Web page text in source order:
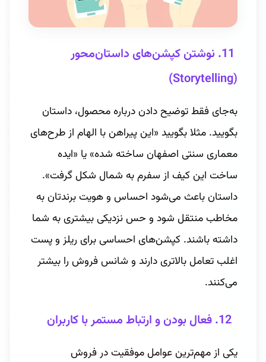
11. نوشتن کپشن‌های داستان‌محور
(Storytelling)
به‌جای فقط توضیح دادن درباره محصول، داستان
بگویید. مثلا بگویید «این پیراهن با الهام از طرح‌های
معماری سنتی اصفهان ساخته شده» یا «ایده
ساخت این کیف از سفرم به شمال شکل گرفت».
داستان باعث می‌شود احساس و هویت برندتان به
مخاطب منتقل شود و حس نزدیکی بیشتری به شما
داشته باشند. کپشن‌های احساسی برای ریلز و پست
اغلب تعامل بالاتری دارند و شانس فروش را بیشتر
می‌کنند.
یکی از مهم‌ترین عوامل موفقیت در فروش